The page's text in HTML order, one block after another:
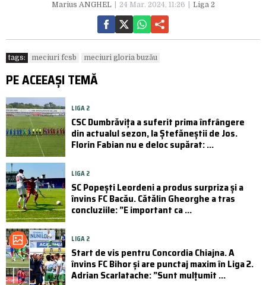
Marius ANGHEL 24 Mar. 2024, 11:26 Liga 2
tags: meciuri fcsb meciuri gloria buzău
PE ACEEAȘI TEMĂ
LIGA 2
CSC Dumbrăvița a suferit prima înfrângere
din actualul sezon, la Ștefăneștii de Jos.
Florin Fabian nu e deloc supărat: ...
LIGA 2
SC Popești Leordeni a produs surpriza și a
învins FC Bacău. Cătălin Gheorghe a tras
concluziile: ”E important ca ...
LIGA 2
Start de vis pentru Concordia Chiajna. A
învins FC Bihor și are punctaj maxim în Liga 2.
Adrian Scarlatache: ”Sunt mulțumit ...